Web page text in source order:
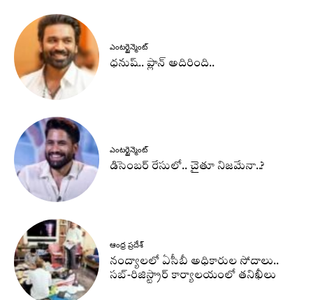
ఎంటర్టైన్మెంట్
ధనుష్‌.. ప్లాన్ అదిరింది..
ఎంటర్టైన్మెంట్
డిసెంబర్ రేసులో.. చైతూ నిజమేనా..?
ఆంధ్ర ప్రదేశ్
నంద్యాలలో ఏసీబీ అధికారుల సోదాలు..
సబ్-రిజిస్ట్రార్ కార్యాలయంలో తనిఖీలు